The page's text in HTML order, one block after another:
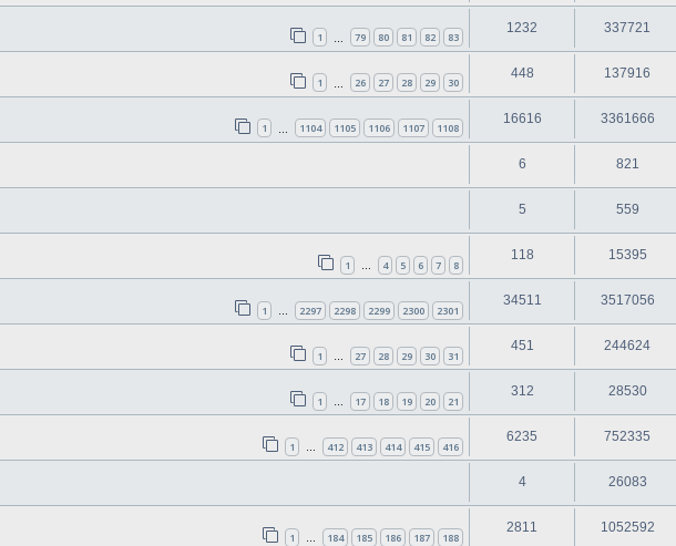
1 79 80 81 82 83
1232 337721
1 26 27 28 29 30
448 137916
1 1104 1105 1106 1107 1108
16616 3361666
6 821
5 559
1 4 5 6 7 8
118 15395
1 2297 2298 2299 2300 2301
34511 3517056
1 27 28 29 30 31
451 244624
1 … 17 18 19 20 21
312 28530
1 … 412 413 414 415 416
6235 752335
4 26083
1 … 184 185 186 187 188
2811 1052592